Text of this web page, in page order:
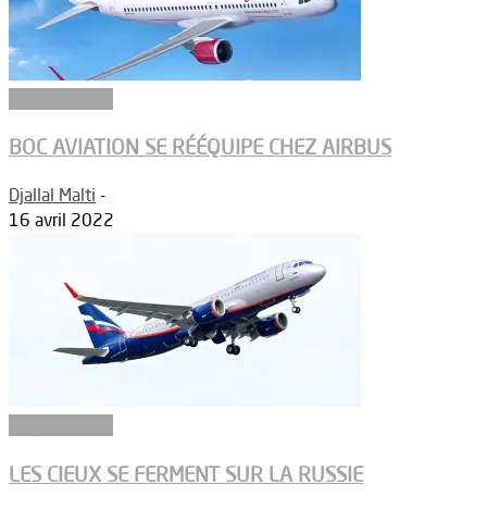
BOC AVIATION SE RÉÉQUIPE CHEZ AIRBUS
Djallal Malti -
16 avril 2022
LES CIEUX SE FERMENT SUR LA RUSSIE